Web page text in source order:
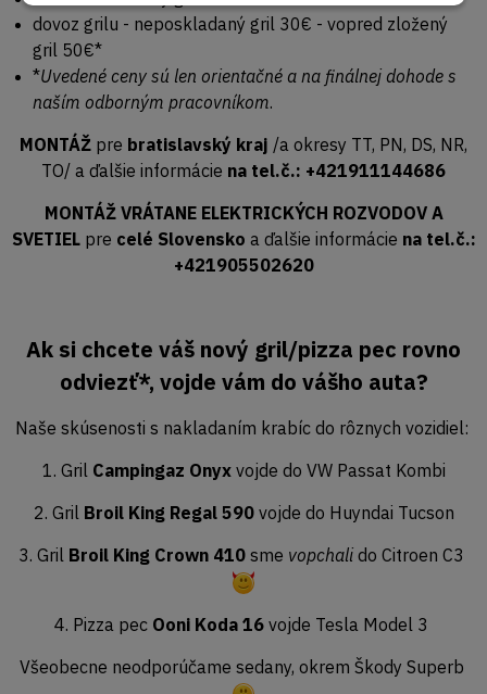
dovoz grilu - neposkladaný gril 30€ - vopred zložený
gril 50€*
*Uvedené ceny sú len orientačné a na finálnej dohode s
naším odborným pracovníkom.
MONTÁŽ pre bratislavský kraj /a okresy TT, PN, DS, NR,
TO/ a ďalšie informácie na tel.č.: +421911144686
MONTÁŽ VRÁTANE ELEKTRICKÝCH ROZVODOV A
SVETIEL pre celé Slovensko a ďalšie informácie na tel.č.:
+421905502620
Ak si chcete váš nový gril/pizza pec rovno
odviezť*, vojde vám do vášho auta?
Naše skúsenosti s nakladaním krabíc do rôznych vozidiel:
1. Gril Campingaz Onyx vojde do VW Passat Kombi
2. Gril Broil King Regal 590vojde do Huyndai Tucson
3. Gril Broil King Crown 410 sme vopchali do Citroen C3
4. Pizza pec Ooni Koda 16 vojde Tesla Model 3
Všeobecne neodporúčame sedany, okrem Škody Superb